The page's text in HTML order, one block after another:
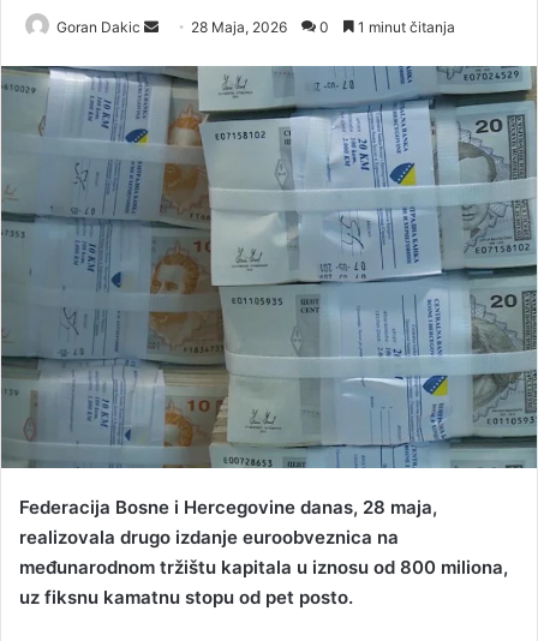
Goran Dakic
n
a
n
e
m
a
i
l
28 Maja, 2026 0 1 minut čitanja
Federacija Bosne i Hercegovine danas, 28 maja,
realizovala drugo izdanje euroobveznica na
međunarodnom tržištu kapitala u iznosu od 800 miliona,
uz fiksnu kamatnu stopu od pet posto.